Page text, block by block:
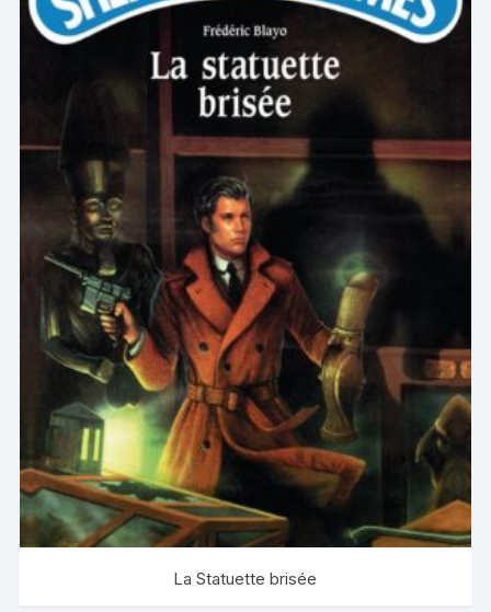
La Statuette brisée